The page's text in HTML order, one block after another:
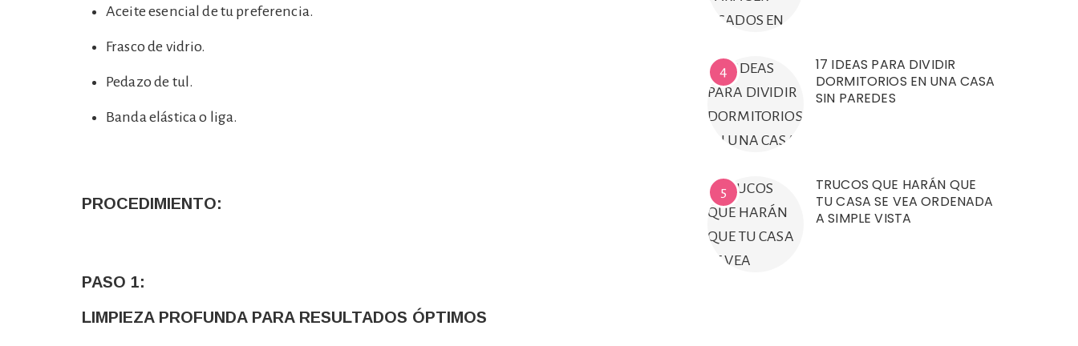
Aceite esencial de tu preferencia.
Frasco de vidrio.
Pedazo de tul.
Banda elástica o liga.
PROCEDIMIENTO:
PASO 1:
LIMPIEZA PROFUNDA PARA RESULTADOS ÓPTIMOS
4
17 IDEAS PARA DIVIDIR
DORMITORIOS EN UNA CASA
SIN PAREDES
5
TRUCOS QUE HARÁN QUE
TU CASA SE VEA ORDENADA
A SIMPLE VISTA